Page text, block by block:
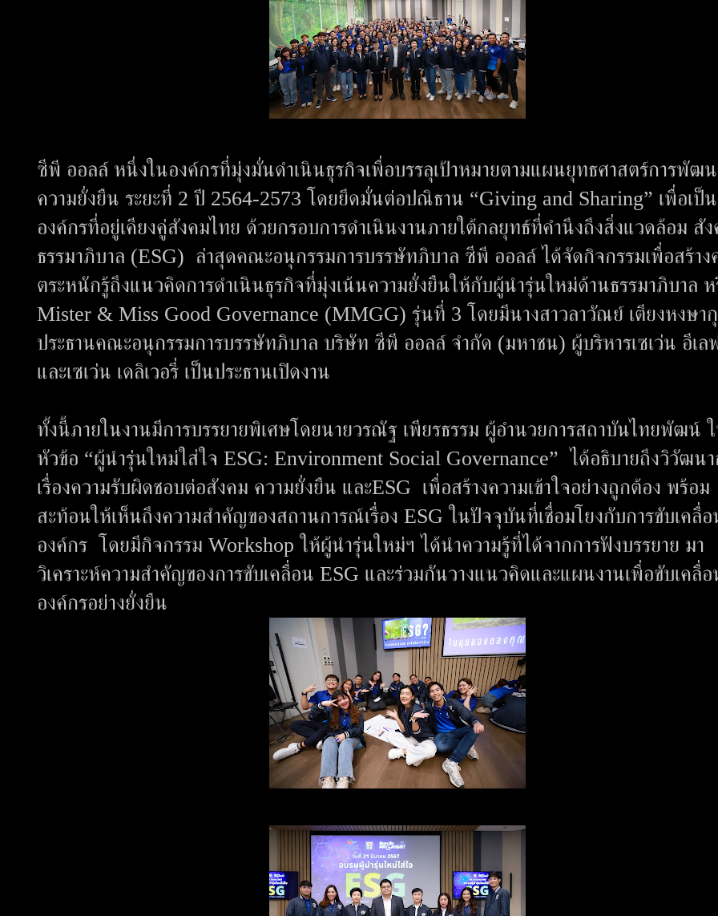
ซีพี ออลล์ หนึ่งในองค์กรที่มุ่งมั่นดำเนินธุรกิจเพื่อบรรลุเป้าหมายตามแผนยุทธศาสตร์การพัฒ
ความยั่งยืน ระยะที่ 2 ปี 2564-2573 โดยยึดมั่นต่อปณิธาน “Giving and Sharing” เพื่อเป็น
องค์กรที่อยู่เคียงคู่สังคมไทย ด้วยกรอบการดำเนินงานภายใต้กลยุทธ์ที่คำนึงถึงสิ่งแวดล้อม สั
ธรรมาภิบาล (ESG) ล่าสุดคณะอนุกรรมการบรรษัทภิบาล ซีพี ออลล์ ได้จัดกิจกรรมเพื่อสร้าง
ตระหนักรู้ถึงแนวคิดการดำเนินธุรกิจที่มุ่งเน้นความยั่งยืนให้กับผู้นำรุ่นใหม่ด้านธรรมาภิบาล
Mister & Miss Good Governance (MMGG) รุ่นที่ 3 โดยมีนางสาวลาวัณย์ เตียงหงษา
ประธานคณะอนุกรรมการบรรษัทภิบาล บริษัท ซีพี ออลล์ จำกัด (มหาชน) ผู้บริหารเซเว่น อีเล
และเซเว่น เดลิเวอรี่ เป็นประธานเปิดงาน
ทั้งนี้ภายในงานมีการบรรยายพิเศษโดยนายวรณัฐ เพียรธรรม ผู้อำนวยการสถาบันไทยพัฒน์
หัวข้อ “ผู้นำรุ่นใหม่ใส่ใจ ESG: Environment Social Governance” ได้อธิบายถึงวิวัฒนา
เรื่องความรับผิดชอบต่อสังคม ความยั่งยืน และESG เพื่อสร้างความเข้าใจอย่างถูกต้อง พร้อม
สะท้อนให้เห็นถึงความสำคัญของสถานการณ์เรื่อง ESG ในปัจจุบันที่เชื่อมโยงกับการขับเคลื่
องค์กร โดยมีกิจกรรม Workshop ให้ผู้นำรุ่นใหม่ฯ ได้นำความรู้ที่ได้จากการฟังบรรยาย มา
วิเคราะห์ความสำคัญของการขับเคลื่อน ESG และร่วมกันวางแนวคิดและแผนงานเพื่อขับเคลื่
องค์กรอย่างยั่งยืน